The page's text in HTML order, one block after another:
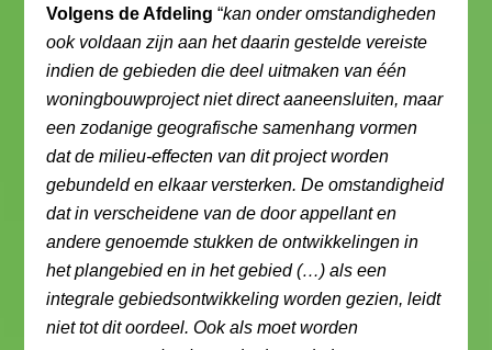
Volgens de Afdeling“kan onder omstandigheden
ook voldaan zijn aan het daarin gestelde vereiste
indien de gebieden die deel uitmaken van één
woningbouwproject niet direct aaneensluiten, maar
een zodanige geografische samenhang vormen
dat de milieu-effecten van dit project worden
gebundeld en elkaar versterken. De omstandigheid
dat in verscheidene van de door appellant en
andere genoemde stukken de ontwikkelingen in
het plangebied en in het gebied (…) als een
integrale gebiedsontwikkeling worden gezien, leidt
niet tot dit oordeel. Ook als moet worden